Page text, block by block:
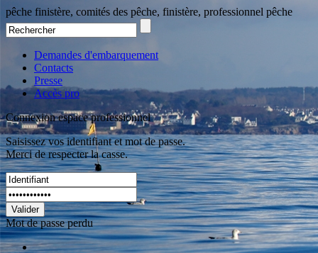
pêche finistère, comités des pêche, finistère, professionnel pêche
Demandes d'embarquement
Contacts
Presse
Accès pro
Connexion espace professionnel
Saisissez vos identifiant et mot de passe.
Merci de respecter la casse.
Valider
Mot de passe perdu